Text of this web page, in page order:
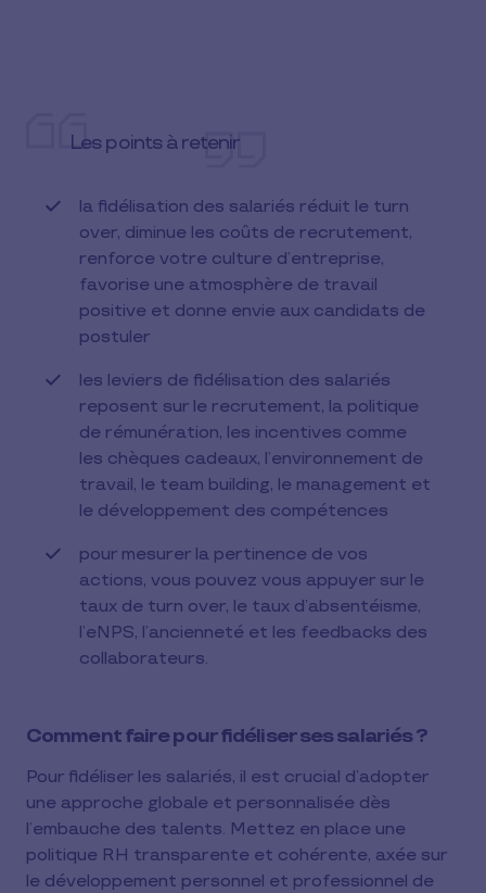
Les points à retenir
la fidélisation des salariés réduit le turn
over, diminue les coûts de recrutement,
renforce votre culture d’entreprise,
favorise une atmosphère de travail
positive et donne envie aux candidats de
postuler
les leviers de fidélisation des salariés
reposent sur le recrutement, la politique
de rémunération, les incentives comme
les chèques cadeaux, l’environnement de
travail, le team building, le management et
le développement des compétences
pour mesurer la pertinence de vos
actions, vous pouvez vous appuyer sur le
taux de turn over, le taux d’absentéisme,
l’eNPS, l’ancienneté et les feedbacks des
collaborateurs.
Comment faire pour fidéliser ses salariés ?
Pour fidéliser les salariés, il est crucial d’adopter
une approche globale et personnalisée dès
l’embauche des talents. Mettez en place une
politique RH transparente et cohérente, axée sur
le développement personnel et professionnel de